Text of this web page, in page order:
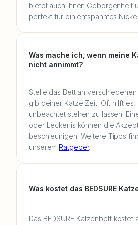
bietet auch ihnen Geborgenheit
perfekt für ein entspanntes
Was mache ich, wenn meine
nicht annimmt?
Stelle das Bett an
gib deiner Katze Zeit. Oft hilft
unbeachtet stehen zu lassen.
oder Leckerlis können die
beschleunigen. Weitere Tipps
unserem Ratgeber.
Was kostet das BEDSURE
Das BEDSURE Katzenbett kostet